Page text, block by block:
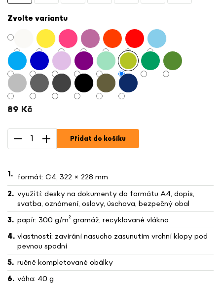
89 Kč
cena:
Zvolte variantu
Přidat do košíku
formát: C4, 322 × 228 mm
využití: desky na dokumenty do formátu A4, dopis,
svatba, oznámení, oslavy, úschova, bezpečný obal
papír: 300 g/m² gramáž, recyklované vlákno
vlastnosti: zavírání nasucho zasunutím vrchní klopy pod
pevnou spodní
ručně kompletované obálky
váha: 40 g